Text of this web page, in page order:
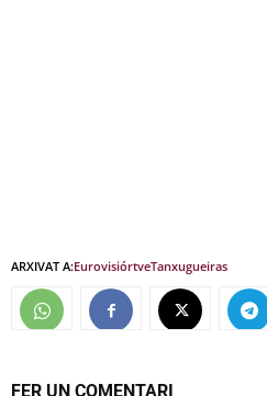
ARXIVAT A:EurovisiórtveTanxugueiras
FER UN COMENTARI